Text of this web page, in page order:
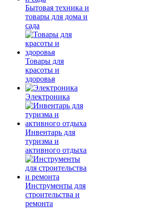
Бытовая техника и
товары для дома и
сада
Товары для
красоты и
здоровья
Электроника
Инвентарь для
туризма и
активного отдыха
Инструменты для
строительства и
ремонта